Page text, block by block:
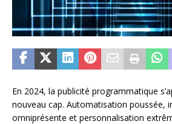
En 2024, la publicité programmatique
nouveau cap. Automatisation poussée,
omniprésente et personnalisation